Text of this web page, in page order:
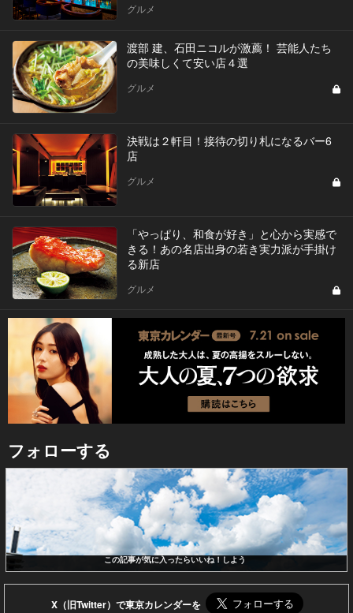
グルメ
渡部 建、石田ニコルが激薦！ 芸能人たち
の美味しくて安い店４選
グルメ
決戦は２軒目！接待の切り札になるバー6
店
グルメ
「やっぱり、和食が好き」と心から実感で
きる！あの名店出身の若き実力派が手掛け
る新店
グルメ
フォローする
この記事が気に入ったらいいね！しよう
X（旧Twitter）で東京カレンダーを